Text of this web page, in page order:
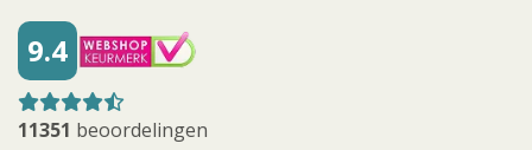
9.4
11351 beoordelingen